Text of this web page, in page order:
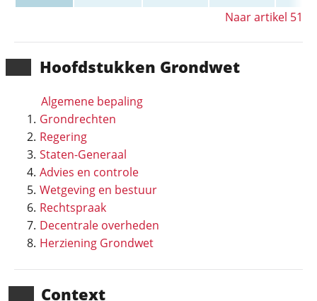
Hoofd­stukken Grondwet
Algemene bepaling
Grondrechten
Regering
Staten-Generaal
Advies en controle
Wetgeving en bestuur
Rechtspraak
Decentrale overheden
Herziening Grondwet
Context
Naar artikel 51